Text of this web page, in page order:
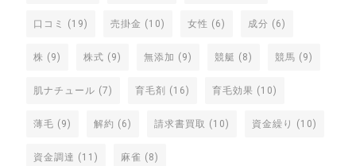
口コミ (19) 売掛金 (10) 女性 (6) 成分 (6)
株 (9) 株式 (9) 無添加 (9) 競艇 (8) 競馬 (9)
肌ナチュール (7) 育毛剤 (16) 育毛効果 (10)
薄毛 (9) 解約 (6) 請求書買取 (10) 資金繰り (10)
資金調達 (11) 麻雀 (8)